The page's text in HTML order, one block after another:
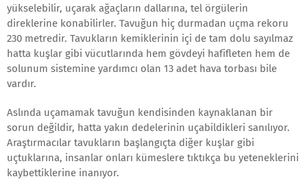
yükselebilir, uçarak ağaçların dallarına, tel örgülerin
direklerine konabilirler. Tavuğun hiç durmadan uçma rekoru
230 metredir. Tavukların kemiklerinin içi de tam dolu sayılmaz
hatta kuşlar gibi vücutlarında hem gövdeyi hafifleten hem de
solunum sistemine yardımcı olan 13 adet hava torbası bile
vardır.
Aslında uçamamak tavuğun kendisinden kaynaklanan bir
sorun değildir, hatta yakın dedelerinin uçabildikleri sanılıyor.
Araştırmacılar tavukların başlangıçta diğer kuşlar gibi
uçtuklarına, insanlar onları kümeslere tıktıkça bu yeteneklerini
kaybettiklerine inanıyor.